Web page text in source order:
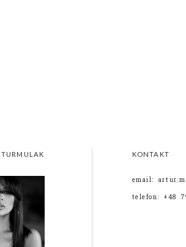
KONTAKT
email:
telefon: +48